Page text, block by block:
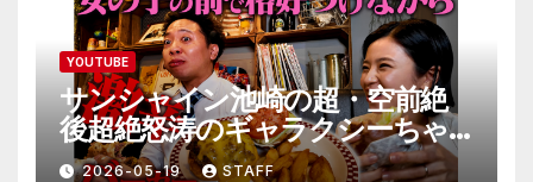
YOUTUBE
サンシャイン池崎の超・空前絶
後超絶怒涛のギャラクシーちゃ
んねる極
2026-05-19 STAFF